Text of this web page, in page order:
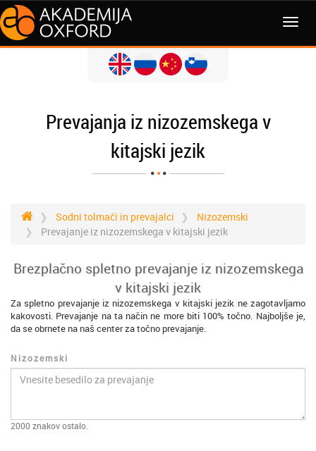
MENI
Prevajanja iz nizozemskega v
kitajski jezik
Sodni tolmači in prevajalci
Nizozemski
Prevajanje iz nizozemskega v kitajski jezik
Brezplačno spletno prevajanje iz nizozemskega
v kitajski jezik
Za spletno prevajanje iz nizozemskega v kitajski jezik ne zagotavljamo
kakovosti. Prevajanje na ta način ne more biti 100% točno. Najboljše je,
da se obrnete na naš center za točno prevajanje.
Nizozemski
2000 znakov ostalo.